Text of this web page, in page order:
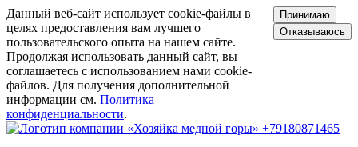
Данный веб-сайт использует cookie-файлы в
целях предоставления вам лучшего
пользовательского опыта на нашем сайте.
Продолжая использовать данный сайт, вы
соглашаетесь с использованием нами cookie-
файлов. Для получения дополнительной
информации см. Политика
конфиденциальности.
Принимаю
Отказываюсь
+79180871465